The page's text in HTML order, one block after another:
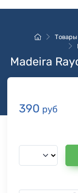
Товары
Madeira
390 руб